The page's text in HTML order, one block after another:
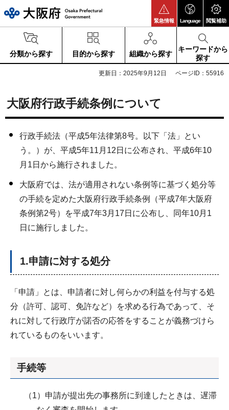
緊急情報 Language 閲覧補助
分類から探す 目的から探す 組織から探す
キーワードから
探す
更新日：2025年9月12日 ページID：55916
大阪府行政手続条例について
行政手続法（平成5年法律第8号。以下「法」とい
う。）が、平成5年11月12日に公布され、平成6年10
月1日から施行されました。
大阪府では、法が適用されない条例等に基づく処分等
の手続を定めた大阪府行政手続条例（平成7年大阪府
条例第2号）を平成7年3月17日に公布し、同年10月1
日に施行しました。
1.申請に対する処分
「申請」とは、申請者に対し何らかの利益を付与する処
分（許可、認可、免許など）を求める行為であって、そ
れに対して行政庁が諾否の応答をすることが義務づけら
れているものをいいます。
手続等
（1）申請が提出先の事務所に到達したときは、遅滞